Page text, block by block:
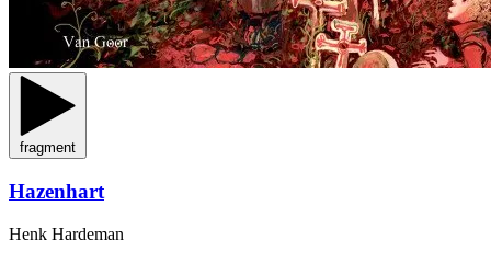
fragment
Hazenhart
Henk Hardeman